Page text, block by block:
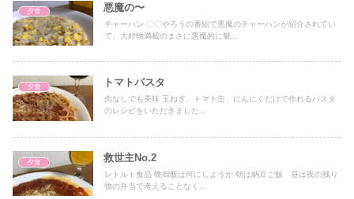
夕食 悪魔の〜
チャーハン 〇〇やろうの番組で悪魔のチャーハンが紹介されてい
て、大好物満載のまさに悪魔的に魅...
夕食 トマトパスタ
肉なしでも美味 玉ねぎ、トマト缶、にんにくだけで作れるパスタ
のレシピをいただきました...
夕食 救世主No.2
レトルト食品 晩御飯は何にしようか 朝は納豆ご飯 昼は夜の残り
物の弁当で考えることなく...